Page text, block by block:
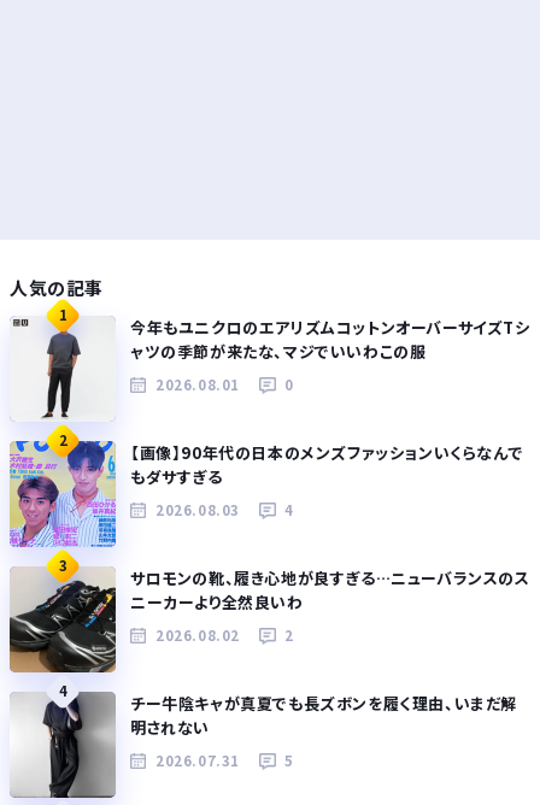
人気の記事
1
今年もユニクロのエアリズムコットンオーバーサイズTシ
ャツの季節が来たな、マジでいいわこの服
2026.08.01 0
2
【画像】90年代の日本のメンズファッションいくらなんで
もダサすぎる
2026.08.03 4
3
サロモンの靴、履き心地が良すぎる…ニューバランスのス
ニーカーより全然良いわ
2026.08.02 2
4
チー牛陰キャが真夏でも長ズボンを履く理由、いまだ解
明されない
2026.07.31 5